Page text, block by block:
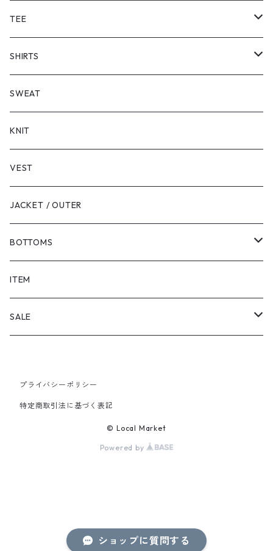
ショップに質問する
TEE
SHORT SLEEVE
LONG SLEEVE
SHIRTS
SHORT SLEEVE
LONG SLEEVE
SWEAT
KNIT
VEST
JACKET / OUTER
BOTTOMS
SHORTS
PANTS
ITEM
SALE
PANTS
プライバシーポリシー
特定商取引法に基づく表記
© Local Market
Powered by